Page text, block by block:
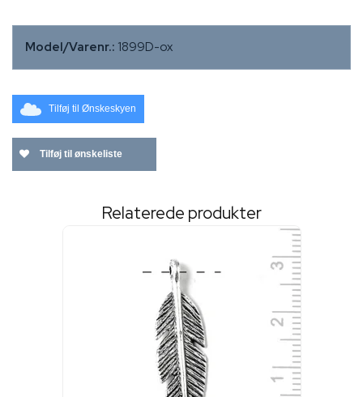
Model/Varenr.: 1899D-ox
Tilføj til Ønskeskyen
Tilføj til ønskeliste
Relaterede produkter